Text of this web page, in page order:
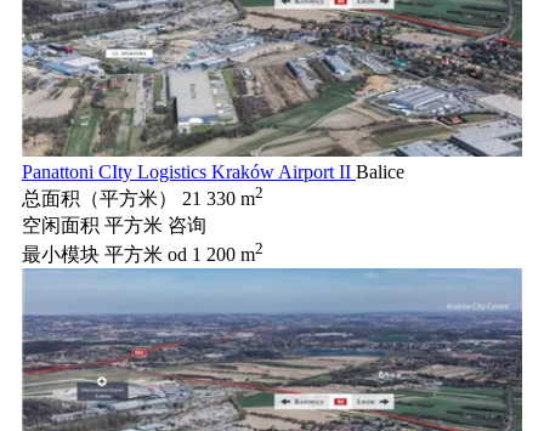
Panattoni CIty Logistics Kraków Airport II Balice
总面积（平方米）
21 330 m2
空闲面积 平方米 咨询
最小模块 平方米 od 1 200 m2